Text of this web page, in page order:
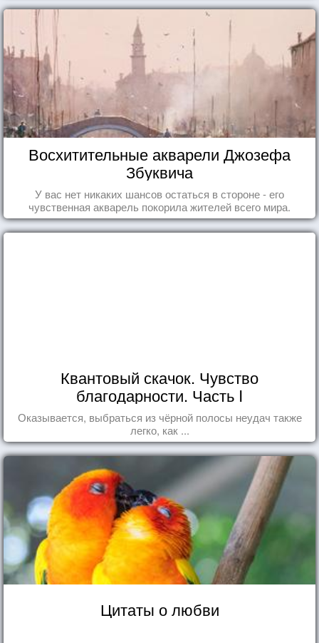
Восхитительные акварели Джозефа
Збуквича
У вас нет никаких шансов остаться в стороне - его
чувственная акварель покорила жителей всего мира.
Квантовый скачок. Чувство
благодарности. Часть I
Оказывается, выбраться из чёрной полосы неудач также
легко, как ...
Цитаты о любви